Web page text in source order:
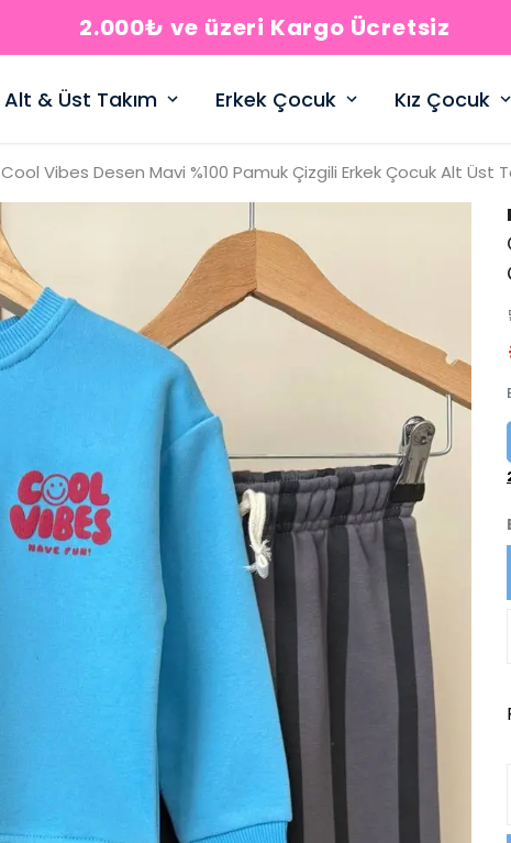
2.000₺ ve üzeri Kargo Ücretsiz
Alt & Üst Takım Erkek Çocuk Kız Çocuk
Cool Vibes Desen Mavi %100 Pamuk Çizgili Erkek Çocuk Alt Üst